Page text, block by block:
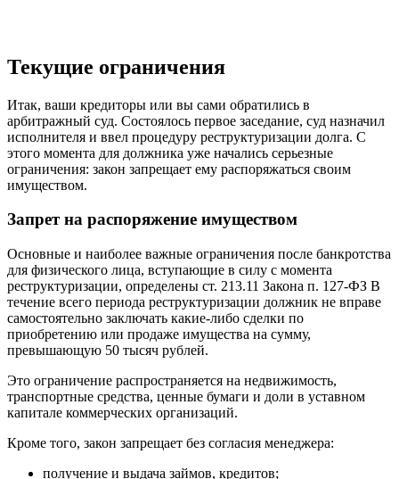
Текущие ограничения
Итак, ваши кредиторы или вы сами обратились в
арбитражный суд. Состоялось первое заседание, суд назначил
исполнителя и ввел процедуру реструктуризации долга. С
этого момента для должника уже начались серьезные
ограничения: закон запрещает ему распоряжаться своим
имуществом.
Запрет на распоряжение имуществом
Основные и наиболее важные ограничения после банкротства
для физического лица, вступающие в силу с момента
реструктуризации, определены ст. 213.11 Закона п. 127-ФЗ В
течение всего периода реструктуризации должник не вправе
самостоятельно заключать какие-либо сделки по
приобретению или продаже имущества на сумму,
превышающую 50 тысяч рублей.
Это ограничение распространяется на недвижимость,
транспортные средства, ценные бумаги и доли в уставном
капитале коммерческих организаций.
Кроме того, закон запрещает без согласия менеджера:
получение и выдача займов, кредитов;